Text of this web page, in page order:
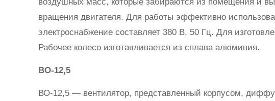
вращения двигателя. Для работы эффективно
электроснабжение составляет 380 В, 50 Гц. Для
Рабочее колесо изготавливается из сплава алюминия.
ВО-12,5
ВО-12,5 — вентилятор, представленный корпусом,